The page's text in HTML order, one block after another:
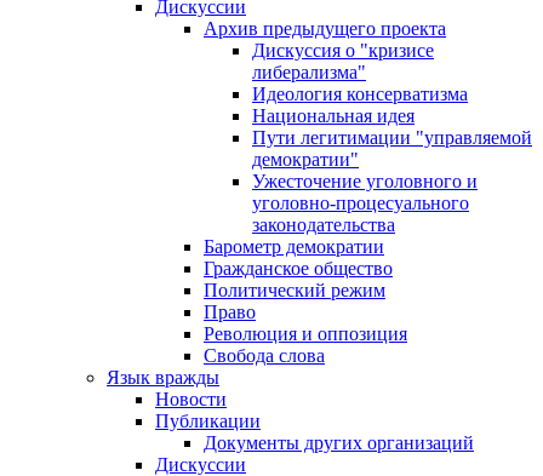
Дискуссии
Архив предыдущего проекта
Дискуссия о "кризисе
либерализма"
Идеология консерватизма
Национальная идея
Пути легитимации "управляемой
демократии"
Ужесточение уголовного и
уголовно-процесуального
законодательства
Барометр демократии
Гражданское общество
Политический режим
Право
Революция и оппозиция
Свобода слова
Язык вражды
Новости
Публикации
Документы других организаций
Дискуссии